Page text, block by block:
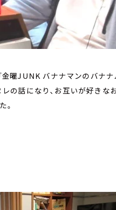
曜JUNK バナナマンのバナナ
レの話になり、お互いが好きな
。